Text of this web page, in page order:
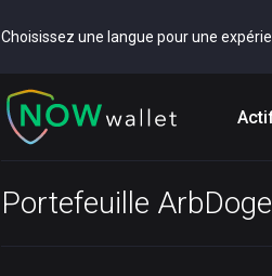
Choisissez une langue pour une
Portefeuille